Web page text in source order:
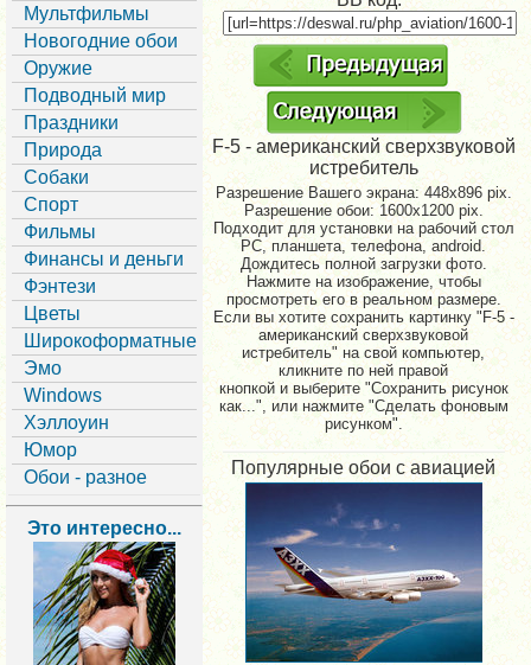
Мультфильмы
Новогодние обои
Оружие
Подводный мир
Праздники
Природа
Собаки
Спорт
Фильмы
Финансы и деньги
Фэнтези
Цветы
Широкоформатные
Эмо
Windows
Хэллоуин
Юмор
Обои - разное
Это интересно...
F-5 - американский сверхзвуковой
истребитель
Разрешение Вашего экрана:448x896 pix.
Разрешение обои: 1600x1200 pix.
Подходит для установки на рабочий стол
PC, планшета, телефона, android.
Дождитесь полной загрузки фото.
Нажмите на изображение, чтобы
просмотреть его в реальном размере.
Если вы хотите сохранить картинку "F-5 -
американский сверхзвуковой
истребитель" на свой компьютер,
кликните по ней правой
кнопкой и выберите "Сохранить рисунок
как...", или нажмите "Сделать фоновым
рисунком".
Популярные обои с авиацией